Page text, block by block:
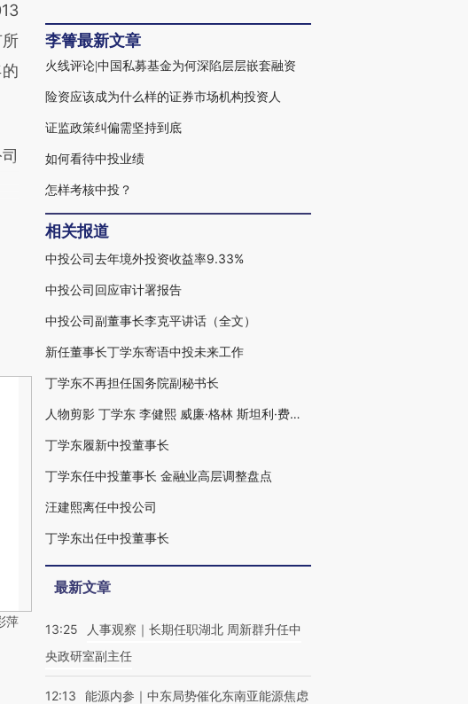
萍
学新闻系获学士学位，1998年毕业于中央
财经大学投资系获经济学硕士学位，2007
年美国加州伯克利新闻学院访问学者，
2017年美国北卡罗来纳大学访问学者。
李箐最新文章
火线评论|中国私募基金为何深陷层层嵌套融资
险资应该成为什么样的证券市场机构投资人
证监政策纠偏需坚持到底
如何看待中投业绩
怎样考核中投？
相关报道
中投公司去年境外投资收益率9.33%
中投公司回应审计署报告
中投公司副董事长李克平讲话（全文）
新任董事长丁学东寄语中投未来工作
丁学东不再担任国务院副秘书长
人物剪影 丁学东 李健熙 威廉·格林 斯坦利·费希尔
丁学东履新中投董事长
丁学东任中投董事长 金融业高层调整盘点
汪建熙离任中投公司
丁学东出任中投董事长
最新文章
13:25
人事观察｜长期任职湖北 周新群升任中
央政研室副主任
12:13
能源内参｜中东局势催化东南亚能源焦虑